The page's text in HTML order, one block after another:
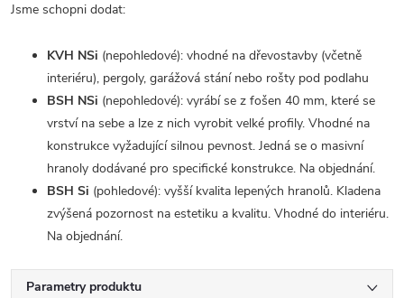
Jsme schopni dodat:
KVH NSi (nepohledové): vhodné na dřevostavby (včetně
interiéru), pergoly, garážová stání nebo rošty pod podlahu
BSH NSi (nepohledové): vyrábí se z fošen 40 mm, které se
vrství na sebe a lze z nich vyrobit velké profily. Vhodné na
konstrukce vyžadující silnou pevnost. Jedná se o masivní
hranoly dodávané pro specifické konstrukce. Na objednání.
BSH Si (pohledové): vyšší kvalita lepených hranolů. Kladena
zvýšená pozornost na estetiku a kvalitu. Vhodné do interiéru.
Na objednání.
Parametry produktu